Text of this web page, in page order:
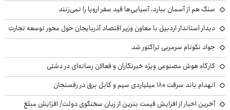
سنگ هم از آسمان ببارد، آسیایی‌ها قید سفر اروپا را نمی‌زنند
دیدار استاندار اردبیل با معاون وزیر اقتصاد آذربایجان حول محور توسعه تجارت
جواد نکونام سرمربی تراکتور شد
کارگاه هوش مصنوعی ویژه خبرنگاران و فعالان رسانه‌ای در دشتی
انهدام باند سرقت ۱۸۰ میلیاردی سیم و کابل برق در رفسنجان
آخرین اخبار از افزایش قیمت بنزین از زبان سخنگوی دولت/ افزایش مبلغ